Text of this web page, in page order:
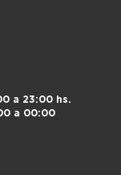
a 23:00 hs.
a 00:00